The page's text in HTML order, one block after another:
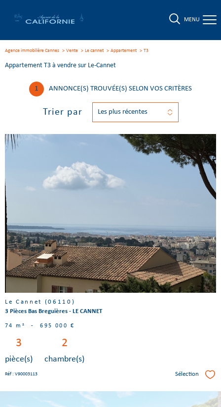
MENU
Agence immobilière Cannes Vente Le cannet Appartement t3
Appartement T3 à vendre sur Le-Cannet
1 ANNONCE(S) TROUVÉE(S) SELON VOS CRITÈRES
Trier par Les plus récentes
bien
Le Cannet (06110)
3 Pièces Bas Breguières - LE CANNET
74 m² - 695 000 €
3
pièce(s)
2
chambre(s)
Réf : V90003113 Sélection